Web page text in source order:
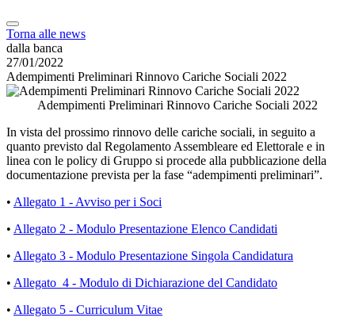
Torna alle news
dalla banca
27/01/2022
Adempimenti Preliminari Rinnovo Cariche Sociali 2022
Adempimenti Preliminari Rinnovo Cariche Sociali 2022
In vista del prossimo rinnovo delle cariche sociali, in seguito a
quanto previsto dal Regolamento Assembleare ed Elettorale e in
linea con le policy di Gruppo si procede alla pubblicazione della
documentazione prevista per la fase “adempimenti preliminari”.
• Allegato 1 - Avviso per i Soci
• Allegato 2 - Modulo Presentazione Elenco Candidati
• Allegato 3 - Modulo Presentazione Singola Candidatura
• Allegato 4 - Modulo di Dichiarazione del Candidato
• Allegato 5 - Curriculum Vitae